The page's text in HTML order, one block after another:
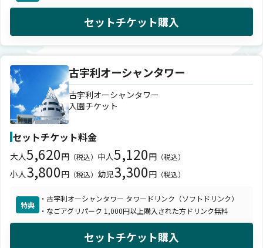
セットチケット購入
古宇利オーシャンタワー
古宇利オーシャンタワー
入園チケット
セットチケット料金
大人5,620円 （税込） 中人5,120円 （税込）
小人3,800円 （税込） 幼児3,300円 （税込）
特典
・古宇利オーシャンタワー タワードリンク（ソフトドリンク）
・なごアグリパーク 1,000円以上購入された方ドリンク無料
セットチケット購入